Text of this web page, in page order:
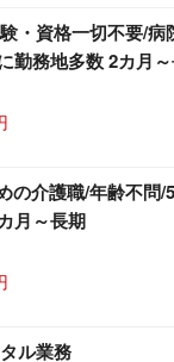
・資格一切不要/病
勤務地多数 2カ月
の介護職/年齢不問
月～長期
ル業務